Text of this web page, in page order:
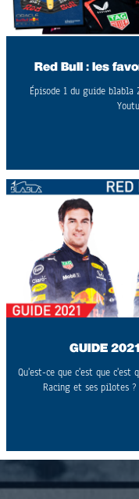
Red Bull : les
Épisode 1 du guide
GUIDE
Qu'est-ce que c'est que
Racing et ses pilotes